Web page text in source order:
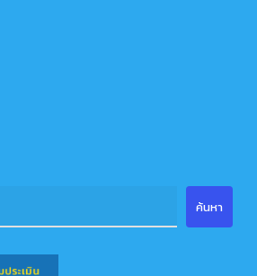
ค้นหา